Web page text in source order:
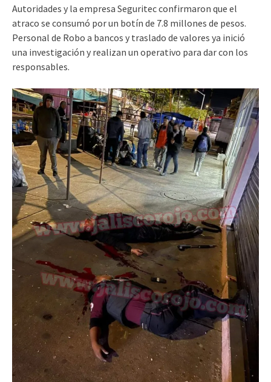
Autoridades y la empresa Seguritec confirmaron que el
atraco se consumó por un botín de 7.8 millones de pesos.
Personal de Robo a bancos y traslado de valores ya inició
una investigación y realizan un operativo para dar con los
responsables.